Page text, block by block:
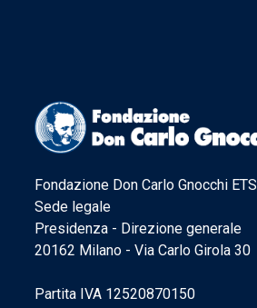
Fondazione Don Carlo Gnocchi ETS
Sede legale
Presidenza - Direzione generale
20162 Milano - Via Carlo Girola 30
Partita IVA 12520870150